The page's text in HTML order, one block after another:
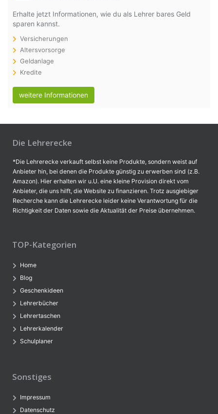
Erhalte jetzt Informationen, wie du als Lehrer bares Geld
sparen kannst.
Versicherungen
Altersvorsorge
Geldanlage
Kredite
weitere Informationen
Die Lehrerecke
*Die Lehrerecke verkauft selbst keine Produkte, sondern weist auf
Anbieter hin, bei denen die Produkte günstig zu erwerben sind (z.B.
Amazon). Hier erhalten wir u.U. eine kleine Provision direkt vom
Anbieter, die uns hilft, die Website zu finanzieren. Trotz ausgiebiger
Recherche kann die Lehrerecke leider keine Verantwortung für die
Richtigkeit der Daten sowie die Aktualität der Preise übernehmen.
TOP-Kategorien
Home
Blog
Geschenkideen
Lehrerbücher
Lehrertaschen
Lehrerkalender
Schulplaner
Sonstiges
Impressum
Datenschutz